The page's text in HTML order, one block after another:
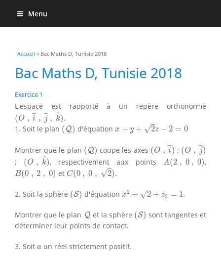
Menu
Vous êtes ici
Accueil » Bac Maths D, Tunisie 2018
Bac Maths D, Tunisie 2018
Exercice 1
L'espace est rapporté à un repère orthonormé
(O , i , j , k).
(O,i→,j→,k→ ).
1. Soit le plan ( Q)
(Q) d'équation x + y + √2z − 2 = 0
y z 2=
Montrer que le plan ( Q)
(Q) coupe les axes (O , i)
(O, →) ; (O , j)
(O, →)
; (O , k)
(O, k→)
, respectivement aux pointsA(2 , 0 , 0)
A (2, 0,0) ,
B(0 , 2 , 0)
B(0, , ) et C(0 , 0 , √2).
C(0,0, 2).
2. Soit la sphère (S)
(S) d'équation x2 + √2 + z2 = 1.
2 + z2 =
Montrer que le plan Q
Q et la sphère (S)
(S) sont tangentes et
déterminer leur points de contact.
3. Soit a
a un réel strictement positif.